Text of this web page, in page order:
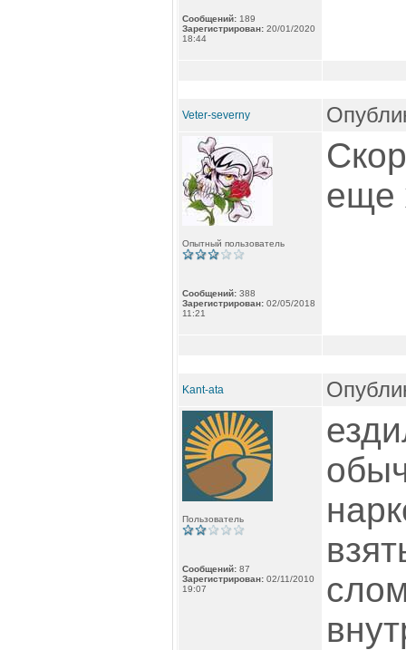
Сообщений: 189
Зарегистрирован: 20/01/2020
18:44
Veter-severny
Опытный пользователь
Сообщений: 388
Зарегистрирован: 02/05/2018
11:21
еще
Kant-ata
Пользователь
Сообщений: 87
Зарегистрирован: 02/11/2010
19:07